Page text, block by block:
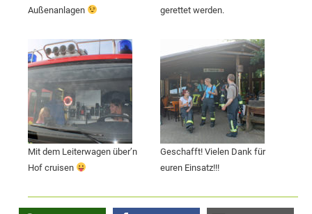
Außenanlagen
gerettet werden.
Mit dem Leiterwagen über’n
Hof cruisen
Geschafft! Vielen Dank für
euren Einsatz!!!